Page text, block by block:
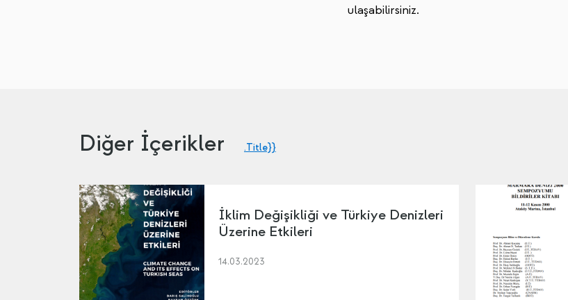
ulaşabilirsiniz.
Diğer İçerikler .Title}}
İklim Değişikliği ve Türkiye Denizleri
Üzerine Etkileri
14.03.2023